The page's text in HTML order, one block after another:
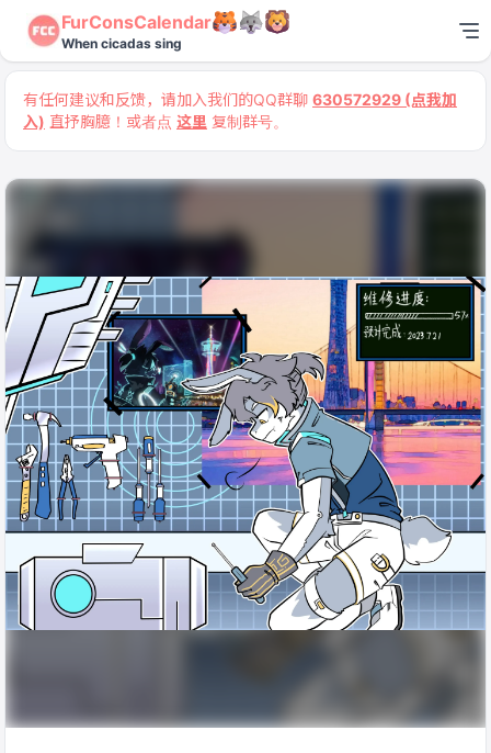
FurConsCalendar
When cicadas sing
有任何建议和反馈，请加入我们的QQ群聊 630572929 (点我加
入) 直抒胸臆！或者点 这里 复制群号。